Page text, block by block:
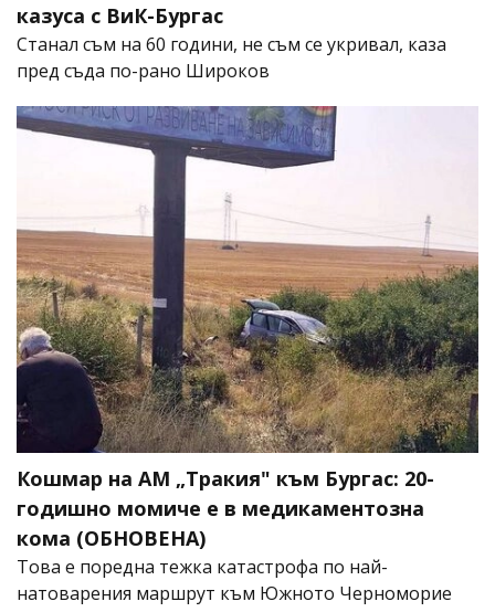
казуса с ВиК-Бургас
Станал съм на 60 години, не съм се укривал, каза
пред съда по-рано Широков
Кошмар на АМ „Тракия" към Бургас: 20-
годишно момиче е в медикаментозна
кома (ОБНОВЕНА)
Това е поредна тежка катастрофа по най-
натоварения маршрут към Южното Черноморие